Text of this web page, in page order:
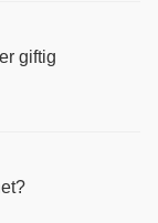
giftig